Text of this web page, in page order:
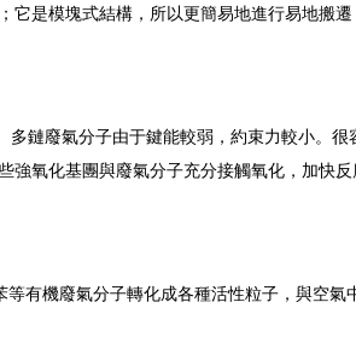
它是模塊式結構，所以更簡易地進行易地搬
鏈廢氣分子由于鍵能較弱，約束力較小。
氧化基團與廢氣分子充分接觸氧化，加快
有機廢氣分子轉化成各種活性粒子，與空氣